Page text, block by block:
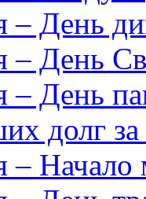
– День
– День
– День
долг
–